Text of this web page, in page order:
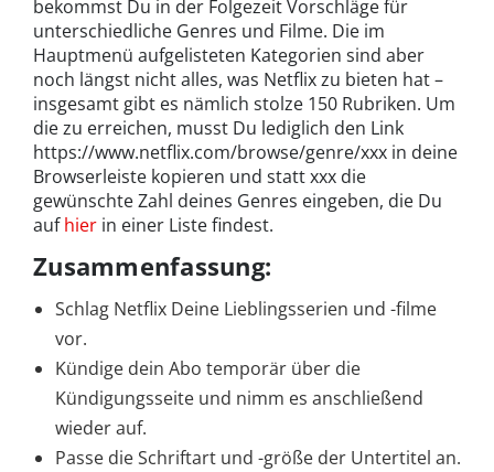
bekommst Du in der Folgezeit Vorschläge für
unterschiedliche Genres und Filme. Die im
Hauptmenü aufgelisteten Kategorien sind aber
noch längst nicht alles, was Netflix zu bieten hat –
insgesamt gibt es nämlich stolze 150 Rubriken. Um
die zu erreichen, musst Du lediglich den Link
https://www.netflix.com/browse/genre/xxx in deine
Browserleiste kopieren und statt xxx die
gewünschte Zahl deines Genres eingeben, die Du
aufhier in einer Liste findest.
Zusammenfassung:
Schlag Netflix Deine Lieblingsserien und -filme
vor.
Kündige dein Abo temporär über die
Kündigungsseite und nimm es anschließend
wieder auf.
Passe die Schriftart und -größe der Untertitel an.